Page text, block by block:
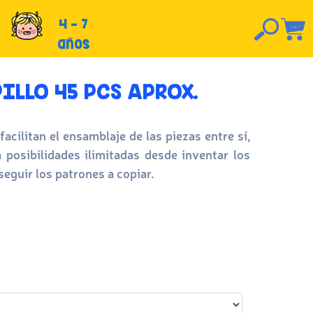
4 - 7
años
45 PCS APROX.
el ensamblaje de las piezas entre sí,
ilimitadas desde inventar los
los patrones a copiar.